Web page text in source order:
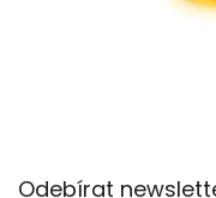
Odebírat